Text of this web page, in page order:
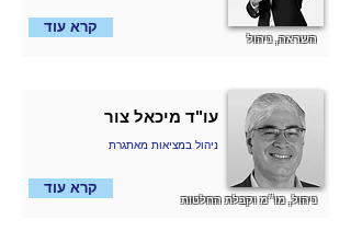
קרא עוד
השראה, ניהול
קרא עוד
ניהול, מו״מ וקבלת החלטות
עו"ד מיכאל צור
ניהול במציאות מאתגרת